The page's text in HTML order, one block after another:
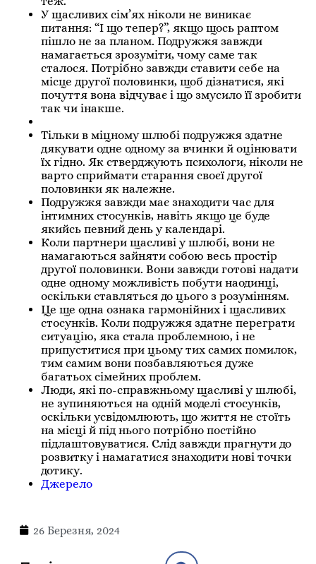
У щасливих сім’ях ніколи не виникає
питання: “І що тепер?”, якщо щось раптом
пішло не за планом. Подружжя завжди
намагається зрозуміти, чому саме так
сталося. Потрібно завжди ставити себе на
місце другої половинки, щоб дізнатися, які
почуття вона відчуває і що змусило її зробити
так чи інакше.
Тільки в міцному шлюбі подружжя здатне
дякувати одне одному за вчинки й оцінювати
їх гідно. Як стверджують психологи, ніколи не
варто сприймати старання своєї другої
половинки як належне.
Подружжя завжди має знаходити час для
інтимних стосунків, навіть якщо це буде
якийсь певний день у календарі.
Коли партнери щасливі у шлюбі, вони не
намагаються зайняти собою весь простір
другої половинки. Вони завжди готові надати
одне одному можливість побути наодинці,
оскільки ставляться до цього з розумінням.
Це ще одна ознака гармонійних і щасливих
стосунків. Коли подружжя здатне переграти
ситуацію, яка стала проблемною, і не
припуститися при цьому тих самих помилок,
тим самим вони позбавляються дуже
багатьох сімейних проблем.
Люди, які по-справжньому щасливі у шлюбі,
не зупиняються на одній моделі стосунків,
оскільки усвідомлюють, що життя не стоїть
на місці й під нього потрібно постійно
підлаштовуватися. Слід завжди прагнути до
розвитку і намагатися знаходити нові точки
дотику.
Джерело
26 Березня, 2024